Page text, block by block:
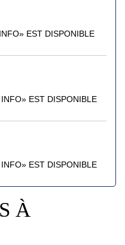
EST DISPONIBLE
EST DISPONIBLE
EST DISPONIBLE
À